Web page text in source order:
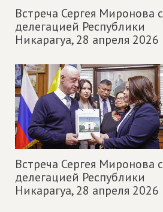
Встреча Сергея Миронова с
делегацией Республики
Никарагуа,28 апреля 2026
Встреча Сергея Миронова с
делегацией Республики
Никарагуа,28 апреля 2026